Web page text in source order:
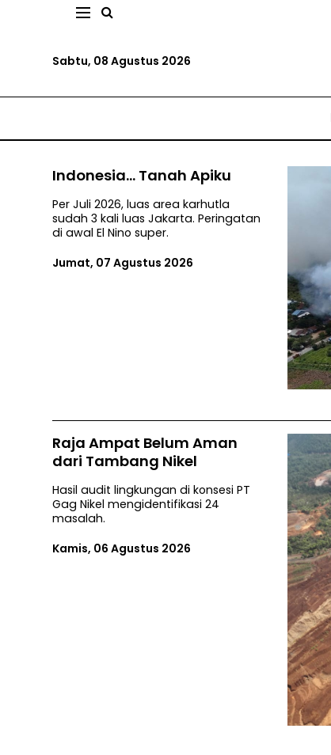
Sabtu, 08 Agustus 2026
Indonesia... Tanah Apiku
Per Juli 2026, luas area karhutla
sudah 3 kali luas Jakarta. Peringatan
di awal El Nino super.
Jumat, 07 Agustus 2026
Raja Ampat Belum Aman
dari Tambang Nikel
Hasil audit lingkungan di konsesi PT
Gag Nikel mengidentifikasi 24
masalah.
Kamis, 06 Agustus 2026